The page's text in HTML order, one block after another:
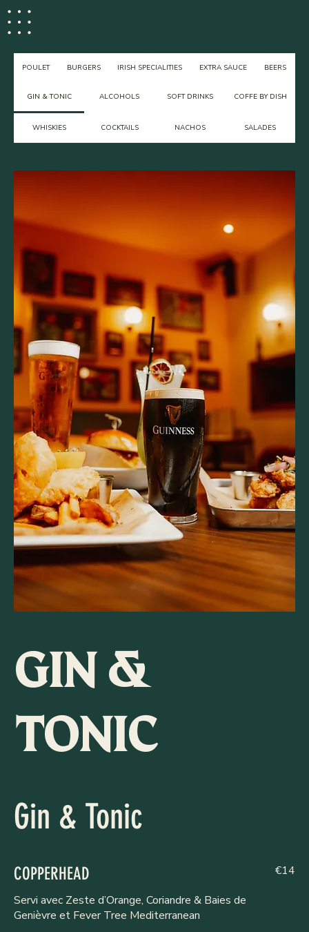
POULET BURGERS IRISH SPECIALITIES EXTRA SAUCE BEERS
GIN & TONIC ALCOHOLS SOFT DRINKS COFFE BY DISH
WHISKIES COCKTAILS NACHOS SALADES
GIN &
TONIC
Gin & Tonic
COPPERHEAD
Servi avec Zeste d’Orange, Coriandre & Baies de
Genièvre et Fever Tree Mediterranean
€14